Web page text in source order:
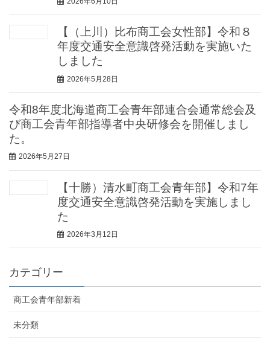
【（上川）比布商工会女性部】令和８
年度交通安全意識啓発活動を実施いた
しました
2026年5月28日
令和8年度北海道商工会青年部連合会通常総会及
び商工会青年部指導者中央研修会を開催しまし
た。
2026年5月27日
【十勝）清水町商工会青年部】令和7年
度交通安全意識啓発活動を実施しまし
た
2026年3月12日
カテゴリー
商工会青年部新着
未分類